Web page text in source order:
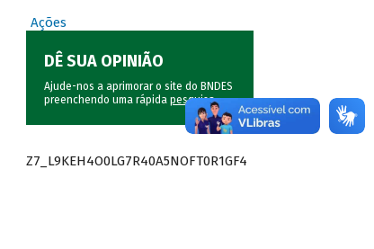
Ações
DÊ SUA OPINIÃO
Ajude-nos a aprimorar o site do BNDES
preenchendo uma rápida pesquisa.
Z7_L9KEH4O0LG7R40A5NOFT0R1GF4